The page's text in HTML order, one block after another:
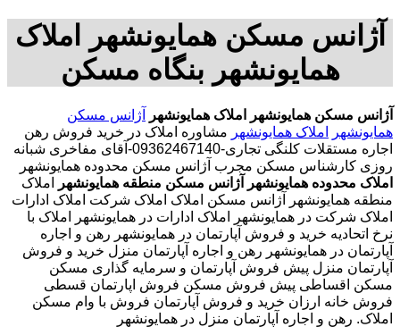
آژانس مسکن همایونشهر املاک
همایونشهر بنگاه مسکن
آژانس مسکن همایونشهر املاک همایونشهر
آژانس مسکن
همایونشهر
املاک همایونشهر مشاوره املاک در خرید فروش رهن
اجاره مستقلات کلنگی تجاری-09362467140-آقای مفاخری شبانه
روزی کارشناس مسکن مجرب آژانس مسکن محدوده همایونشهر
املاک محدوده همایونشهر
آژانس مسکن منطقه همایونشهر
املاک
منطقه همایونشهر آژانس مسکن املاک املاک شرکت املاک ادارات
املاک شرکت در همایونشهر املاک ادارات در همایونشهر املاک با
نرخ اتحادیه خرید و فروش آپارتمان در همایونشهر رهن و اجاره
آپارتمان در همایونشهر رهن و اجاره آپارتمان منزل خرید و فروش
آپارتمان منزل پیش فروش آپارتمان و سرمایه گذاری مسکن
مسکن اقساطی پیش فروش مسکن فروش اپارتمان قسطی
فروش خانه ارزان خرید و فروش آپارتمان فروش با وام مسکن
املاک. رهن و اجاره آپارتمان منزل در همایونشهر